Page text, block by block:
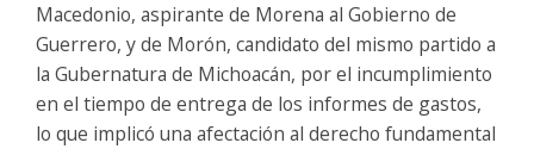
Macedonio, aspirante de Morena al Gobierno de
Guerrero, y de Morón, candidato del mismo partido a
la Gubernatura de Michoacán, por el incumplimiento
en el tiempo de entrega de los informes de gastos,
lo que implicó una afectación al derecho fundamental